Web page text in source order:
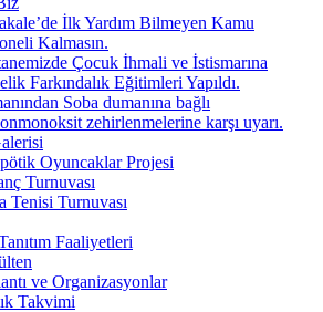
İlk Yardım Bilmeyen Kamu
Kalmasın.
Çocuk İhmali ve İstismarına
Farkındalık Eğitimleri Yapıldı.
Soba dumanına bağlı
zehirlenmelerine karşı uyarı.
Oyuncaklar Projesi
Turnuvası
Tenisi Turnuvası
Faaliyetleri
ve Organizasyonlar
Takvimi